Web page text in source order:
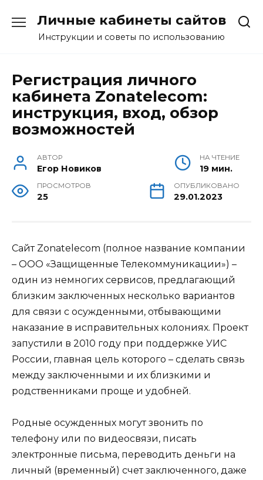
содержанию
Личные кабинеты сайтов
Инструкции и советы по использованию
Регистрация личного
кабинета Zonatelecom:
инструкция, вход, обзор
возможностей
АВТОР
Егор Новиков
НА ЧТЕНИЕ
19 мин.
ПРОСМОТРОВ
25
ОПУБЛИКОВАНО
29.01.2023
Сайт Zonatelecom (полное название компании
– ООО «Защищенные Телекоммуникации») –
один из немногих сервисов, предлагающий
близким заключенных несколько вариантов
для связи с осужденными, отбывающими
наказание в исправительных колониях. Проект
запустили в 2010 году при поддержке УИС
России, главная цель которого – сделать связь
между заключенными и их близкими и
родственниками проще и удобней.
Родные осужденных могут звонить по
телефону или по видеосвязи, писать
электронные письма, переводить деньги на
личный (временный) счет заключенного, даже